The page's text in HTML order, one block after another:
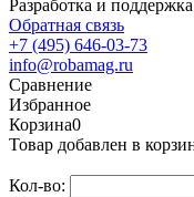
Разработка и
Обратная связь
+7 (495) 646-03-73
info@robamag.ru
Сравнение
Избранное
Корзина0
Товар добавлен в
Кол-во: